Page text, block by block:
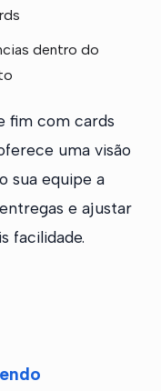
dentro do
fim com cards
uma visão
sua equipe a
e ajustar
facilidade.